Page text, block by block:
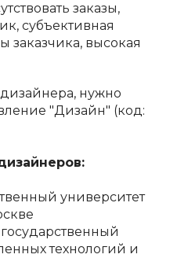
заказы,
субъективная
заказчика, высокая
нужно
"Дизайн" (код:
университет
технологий и